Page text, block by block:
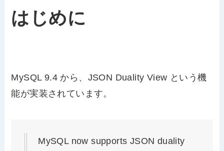
はじめに
MySQL 9.4 から、JSON Duality View という機
能が実装されています。
MySQL now supports JSON duality